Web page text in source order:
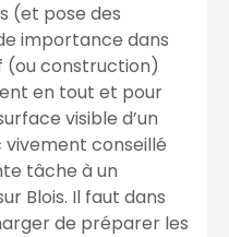
(et pose des
importance dans
(ou construction)
en tout et pour
visible d’un
conseillé
tâche à un
Blois. Il faut dans
de préparer les